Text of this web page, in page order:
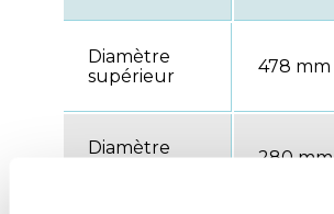
Diamètre
supérieur
478 mm
Diamètre
280 mm